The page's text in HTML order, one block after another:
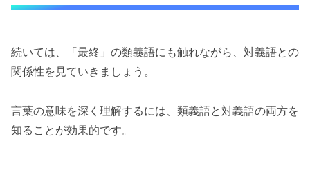
続いては、「最終」の類義語にも触れながら、対義語との
関係性を見ていきましょう。
言葉の意味を深く理解するには、類義語と対義語の両方を
知ることが効果的です。